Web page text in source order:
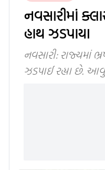
નવસારીમાં
હાથ ઝડપાયા
નવસારી: રાજ્યમાં
ઝડપાઈ રહ્યા છે.